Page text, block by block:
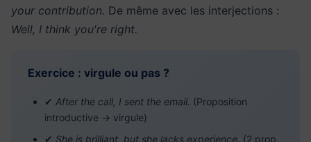
your contribution. De même avec les interjections :
Well, I think you're right.
Exercice : virgule ou pas ?
✔ After the call, I sent the email. (Proposition
introductive → virgule)
✔ She is brilliant, but she lacks experience. (2 prop.